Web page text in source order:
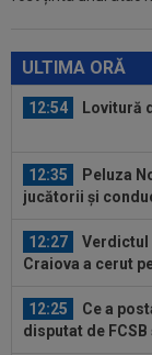
ULTIMA ORĂ
îi cere o avere: 15
12:54 Lovitură
12:35
Peluza
jucătorii și
12:27
Verdictul
Craiova a cerut
12:25
Ce a
disputat de FCSB